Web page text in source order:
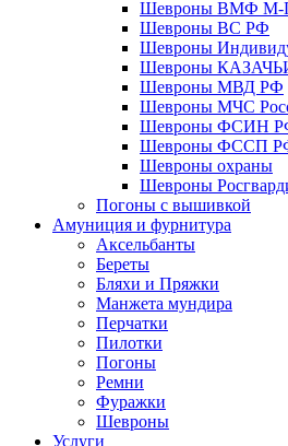
Шевроны ВМФ М-
Шевроны ВС РФ
Шевроны
Шевроны
Шевроны МВД РФ
Шевроны МЧС
Шевроны ФСИН
Шевроны ФССП
Шевроны охраны
Шевроны
Погоны с вышивкой
Амуниция и фурнитура
Аксельбанты
Береты
Бляхи и Пряжки
Манжета мундира
Перчатки
Пилотки
Погоны
Ремни
Фуражки
Шевроны
Услуги